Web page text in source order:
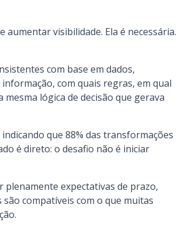
visibilidade. Ela é necessária.
com base em dados,
com quais regras, em qual
lógica de decisão que gerava
indicando que 88% das transformações
é direto: o desafio não é iniciar
plenamente expectativas de prazo,
compatíveis com o que muitas